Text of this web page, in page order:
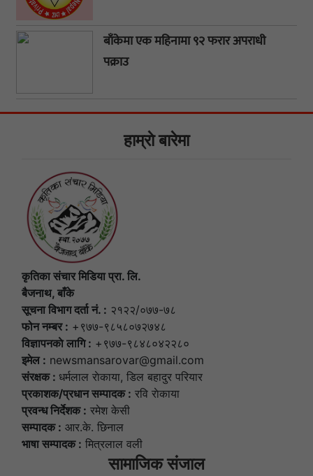
बाँकेमा एक महिनामा ९२ फरार अपराधी
पक्राउ
हाम्राे बारेमा
कृतिका संचार मिडिया प्रा. लि.
बैजनाथ, बाँके
सूचना विभाग दर्ता नं. : २१२२/०७७-७८
फोन नम्बर : +९७७-९८५८०७२७४८
विज्ञापनकाे लागि : +९७७-९८४८०४२२८०
इमेल : newsmansarovar@gmail.com
संरक्षक : धर्मलाल राेकाया, डिल बहादुर परियार
प्रकाशक/प्रधान सम्पादक : रवि राेकाया
प्रवन्ध निर्देशक : रमेश केसी
सम्पादक : आर.के. छिनाल
भाषा सम्पादक : मित्रलाल वली
सामाजिक संजाल